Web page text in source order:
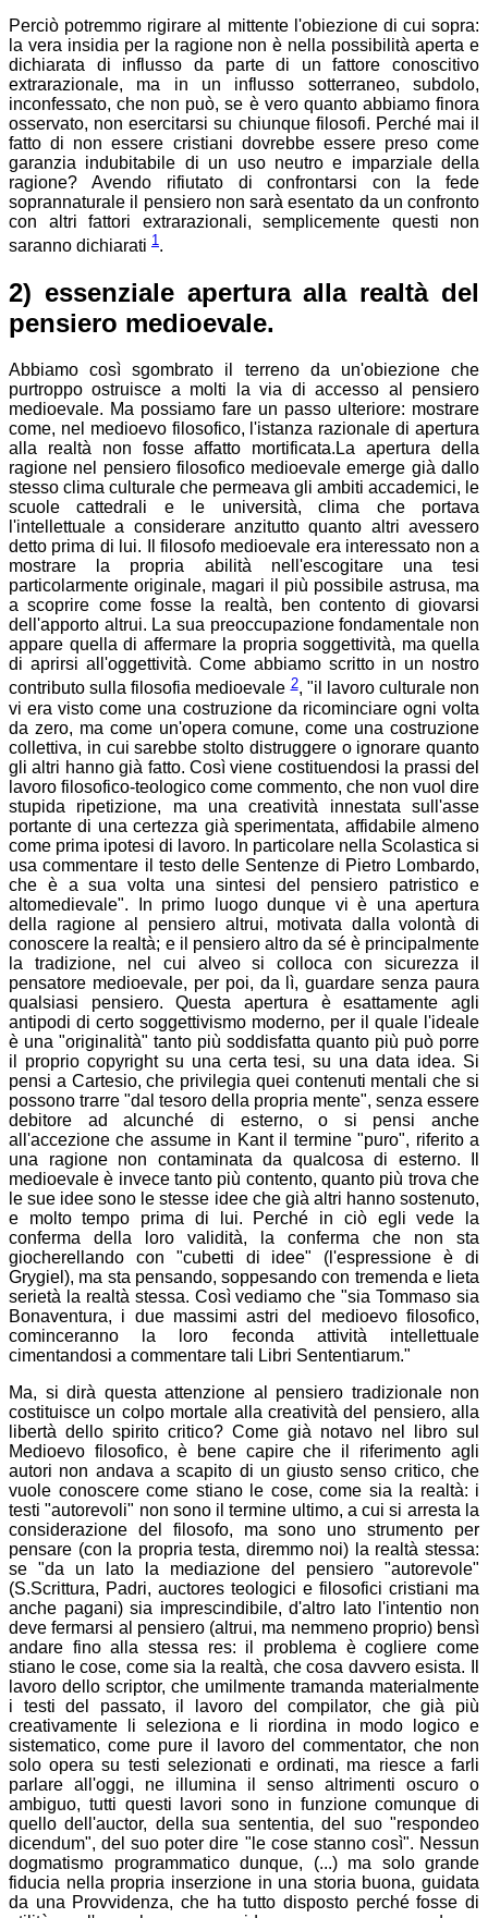
Perciò potremmo rigirare al mittente l'obiezione di cui sopra:
la vera insidia per la ragione non è nella possibilità aperta e
dichiarata di influsso da parte di un fattore conoscitivo
extrarazionale, ma in un influsso sotterraneo, subdolo,
inconfessato, che non può, se è vero quanto abbiamo finora
osservato, non esercitarsi su chiunque filosofi. Perché mai il
fatto di non essere cristiani dovrebbe essere preso come
garanzia indubitabile di un uso neutro e imparziale della
ragione? Avendo rifiutato di confrontarsi con la fede
soprannaturale il pensiero non sarà esentato da un confronto
con altri fattori extrarazionali, semplicemente questi non
saranno dichiarati 1.
2) essenziale apertura alla realtà del
pensiero medioevale.
Abbiamo così sgombrato il terreno da un'obiezione che
purtroppo ostruisce a molti la via di accesso al pensiero
medioevale. Ma possiamo fare un passo ulteriore: mostrare
come, nel medioevo filosofico, l'istanza razionale di apertura
alla realtà non fosse affatto mortificata.La apertura della
ragione nel pensiero filosofico medioevale emerge già dallo
stesso clima culturale che permeava gli ambiti accademici, le
scuole cattedrali e le università, clima che portava
l'intellettuale a considerare anzitutto quanto altri avessero
detto prima di lui. Il filosofo medioevale era interessato non a
mostrare la propria abilità nell'escogitare una tesi
particolarmente originale, magari il più possibile astrusa, ma
a scoprire come fosse la realtà, ben contento di giovarsi
dell'apporto altrui. La sua preoccupazione fondamentale non
appare quella di affermare la propria soggettività, ma quella
di aprirsi all'oggettività. Come abbiamo scritto in un nostro
contributo sulla filosofia medioevale2, "il lavoro culturale non
vi era visto come una costruzione da ricominciare ogni volta
da zero, ma come un'opera comune, come una costruzione
collettiva, in cui sarebbe stolto distruggere o ignorare quanto
gli altri hanno già fatto. Così viene costituendosi la prassi del
lavoro filosofico-teologico come commento, che non vuol dire
stupida ripetizione, ma una creatività innestata sull'asse
portante di una certezza già sperimentata, affidabile almeno
come prima ipotesi di lavoro. In particolare nella Scolastica si
usa commentare il testo delle Sentenze di Pietro Lombardo,
che è a sua volta una sintesi del pensiero patristico e
altomedievale". In primo luogo dunque vi è una apertura
della ragione al pensiero altrui, motivata dalla volontà di
conoscere la realtà; e il pensiero altro da sé è principalmente
la tradizione, nel cui alveo si colloca con sicurezza il
pensatore medioevale, per poi, da lì, guardare senza paura
qualsiasi pensiero. Questa apertura è esattamente agli
antipodi di certo soggettivismo moderno, per il quale l'ideale
è una "originalità" tanto più soddisfatta quanto più può porre
il proprio copyright su una certa tesi, su una data idea. Si
pensi a Cartesio, che privilegia quei contenuti mentali che si
possono trarre "dal tesoro della propria mente", senza essere
debitore ad alcunché di esterno, o si pensi anche
all'accezione che assume in Kant il termine "puro", riferito a
una ragione non contaminata da qualcosa di esterno. Il
medioevale è invece tanto più contento, quanto più trova che
le sue idee sono le stesse idee che già altri hanno sostenuto,
e molto tempo prima di lui. Perché in ciò egli vede la
conferma della loro validità, la conferma che non sta
giocherellando con "cubetti di idee" (l'espressione è di
Grygiel), ma sta pensando, soppesando con tremenda e lieta
serietà la realtà stessa. Così vediamo che "sia Tommaso sia
Bonaventura, i due massimi astri del medioevo filosofico,
cominceranno la loro feconda attività intellettuale
cimentandosi a commentare tali Libri Sententiarum."
Ma, si dirà questa attenzione al pensiero tradizionale non
costituisce un colpo mortale alla creatività del pensiero, alla
libertà dello spirito critico? Come già notavo nel libro sul
Medioevo filosofico, è bene capire che il riferimento agli
autori non andava a scapito di un giusto senso critico, che
vuole conoscere come stiano le cose, come sia la realtà: i
testi "autorevoli" non sono il termine ultimo, a cui si arresta la
considerazione del filosofo, ma sono uno strumento per
pensare (con la propria testa, diremmo noi) la realtà stessa:
se "da un lato la mediazione del pensiero "autorevole"
(S.Scrittura, Padri, auctores teologici e filosofici cristiani ma
anche pagani) sia imprescindibile, d'altro lato l'intentio non
deve fermarsi al pensiero (altrui, ma nemmeno proprio) bensì
andare fino alla stessa res: il problema è cogliere come
stiano le cose, come sia la realtà, che cosa davvero esista. Il
lavoro dello scriptor, che umilmente tramanda materialmente
i testi del passato, il lavoro del compilator, che già più
creativamente li seleziona e li riordina in modo logico e
sistematico, come pure il lavoro del commentator, che non
solo opera su testi selezionati e ordinati, ma riesce a farli
parlare all'oggi, ne illumina il senso altrimenti oscuro o
ambiguo, tutti questi lavori sono in funzione comunque di
quello dell'auctor, della sua sententia, del suo "respondeo
dicendum", del suo poter dire "le cose stanno così". Nessun
dogmatismo programmatico dunque, (...) ma solo grande
fiducia nella propria inserzione in una storia buona, guidata
da una Provvidenza, che ha tutto disposto perché fosse di